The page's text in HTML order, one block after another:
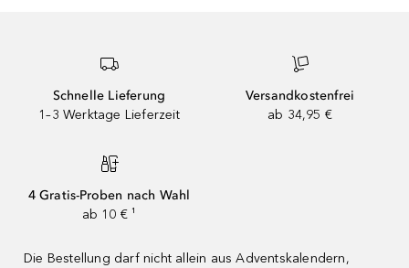
Schnelle Lieferung
1–3 Werktage Lieferzeit
Versandkostenfrei
ab 34,95 €
4 Gratis-Proben nach Wahl
ab 10 € ¹
Die Bestellung darf nicht allein aus Adventskalendern,